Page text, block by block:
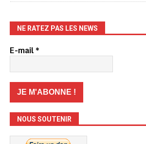
NE RATEZ PAS LES NEWS
E-mail*
NOUS SOUTENIR